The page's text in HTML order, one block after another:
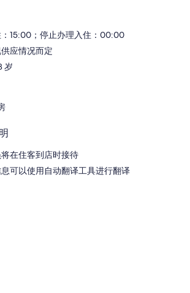
15:00；停止办理入住：00:00
应情况而定
岁
在住客到店时接待
可以使用自动翻译工具进行翻译